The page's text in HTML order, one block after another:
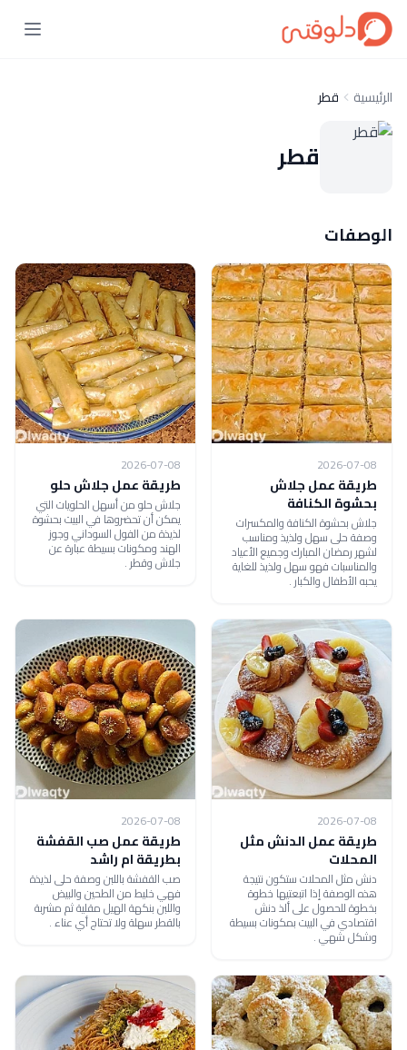
الرئيسية قطر
قطر
الوصفات
2026-07-08
طريقة عمل جلاش
بحشوة الكنافة
جلاش بحشوة الكنافة والمكسرات
وصفة حلى سهل ولذيذ ومناسب
لشهر رمضان المبارك وجميع الأعياد
والمناسبات فهو سهل ولذيذ للغاية
يحبه الأطفال والكبار .
2026-07-08
طريقة عمل جلاش حلو
جلاش حلو من أسهل الحلويات التي
يمكن أن تحضروها في البيت بحشوة
لذيذة من الفول السوداني وجوز
الهند ومكونات بسيطة عبارة عن
جلاش وقطر .
2026-07-08
طريقة عمل الدنش مثل
المحلات
دنش مثل المحلات ستكون نتيجة
هذه الوصفة إذا اتبعتيها خطوة
بخطوة للحصول على ألذ دنش
اقتصادي في البيت بمكونات بسيطة
وشكل شهي .
2026-07-08
طريقة عمل صب القفشة
بطريقة ام راشد
صب القفشة باللبن وصفة حلى لذيذة
فهي خليط من الطحين والبيض
واللبن بنكهة الهيل مقلية ثم مشربة
بالقطر سهلة ولا تحتاج أي عناء .